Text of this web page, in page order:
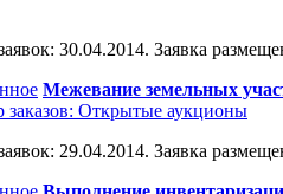
30.04.2014. Заявка
Межевание земельных
заказов: Открытые аукционы
29.04.2014. Заявка